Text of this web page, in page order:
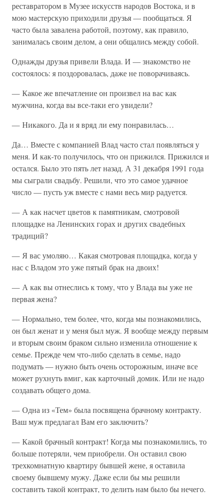
реставратором в Музее искусств народов Востока, и в
мою мастерскую приходили друзья — пообщаться. Я
часто была завалена работой, поэтому, как правило,
занималась своим делом, а они общались между собой.
Однажды друзья привели Влада. И — знакомство не
состоялось: я поздоровалась, даже не поворачиваясь.
— Какое же впечатление он произвел на вас как
мужчина, когда вы все-таки его увидели?
— Никакого. Да и я вряд ли ему понравилась…
Да… Вместе с компанией Влад часто стал появляться у
меня. И как-то получилось, что он прижился. Прижился и
остался. Было это пять лет назад. А 31 декабря 1991 года
мы сыграли свадьбу. Решили, что это самое удачное
число — пусть уж вместе с нами весь мир радуется.
— А как насчет цветов к памятникам, смотровой
площадке на Ленинских горах и других свадебных
традиций?
— Я вас умоляю… Какая смотровая площадка, когда у
нас с Владом это уже пятый брак на двоих!
— А как вы отнеслись к тому, что у Влада вы уже не
первая жена?
— Нормально, тем более, что, когда мы познакомились,
он был женат и у меня был муж. Я вообще между первым
и вторым своим браком сильно изменила отношение к
семье. Прежде чем что-либо сделать в семье, надо
подумать — нужно быть очень осторожным, иначе все
может рухнуть вмиг, как карточный домик. Или не надо
создавать общего дома.
— Одна из «Тем» была посвящена брачному контракту.
Ваш муж предлагал Вам его заключить?
— Какой брачный контракт! Когда мы познакомились, то
больше потеряли, чем приобрели. Он оставил свою
трехкомнатную квартиру бывшей жене, я оставила
своему бывшему мужу. Даже если бы мы решили
составить такой контракт, то делить нам было бы нечего.